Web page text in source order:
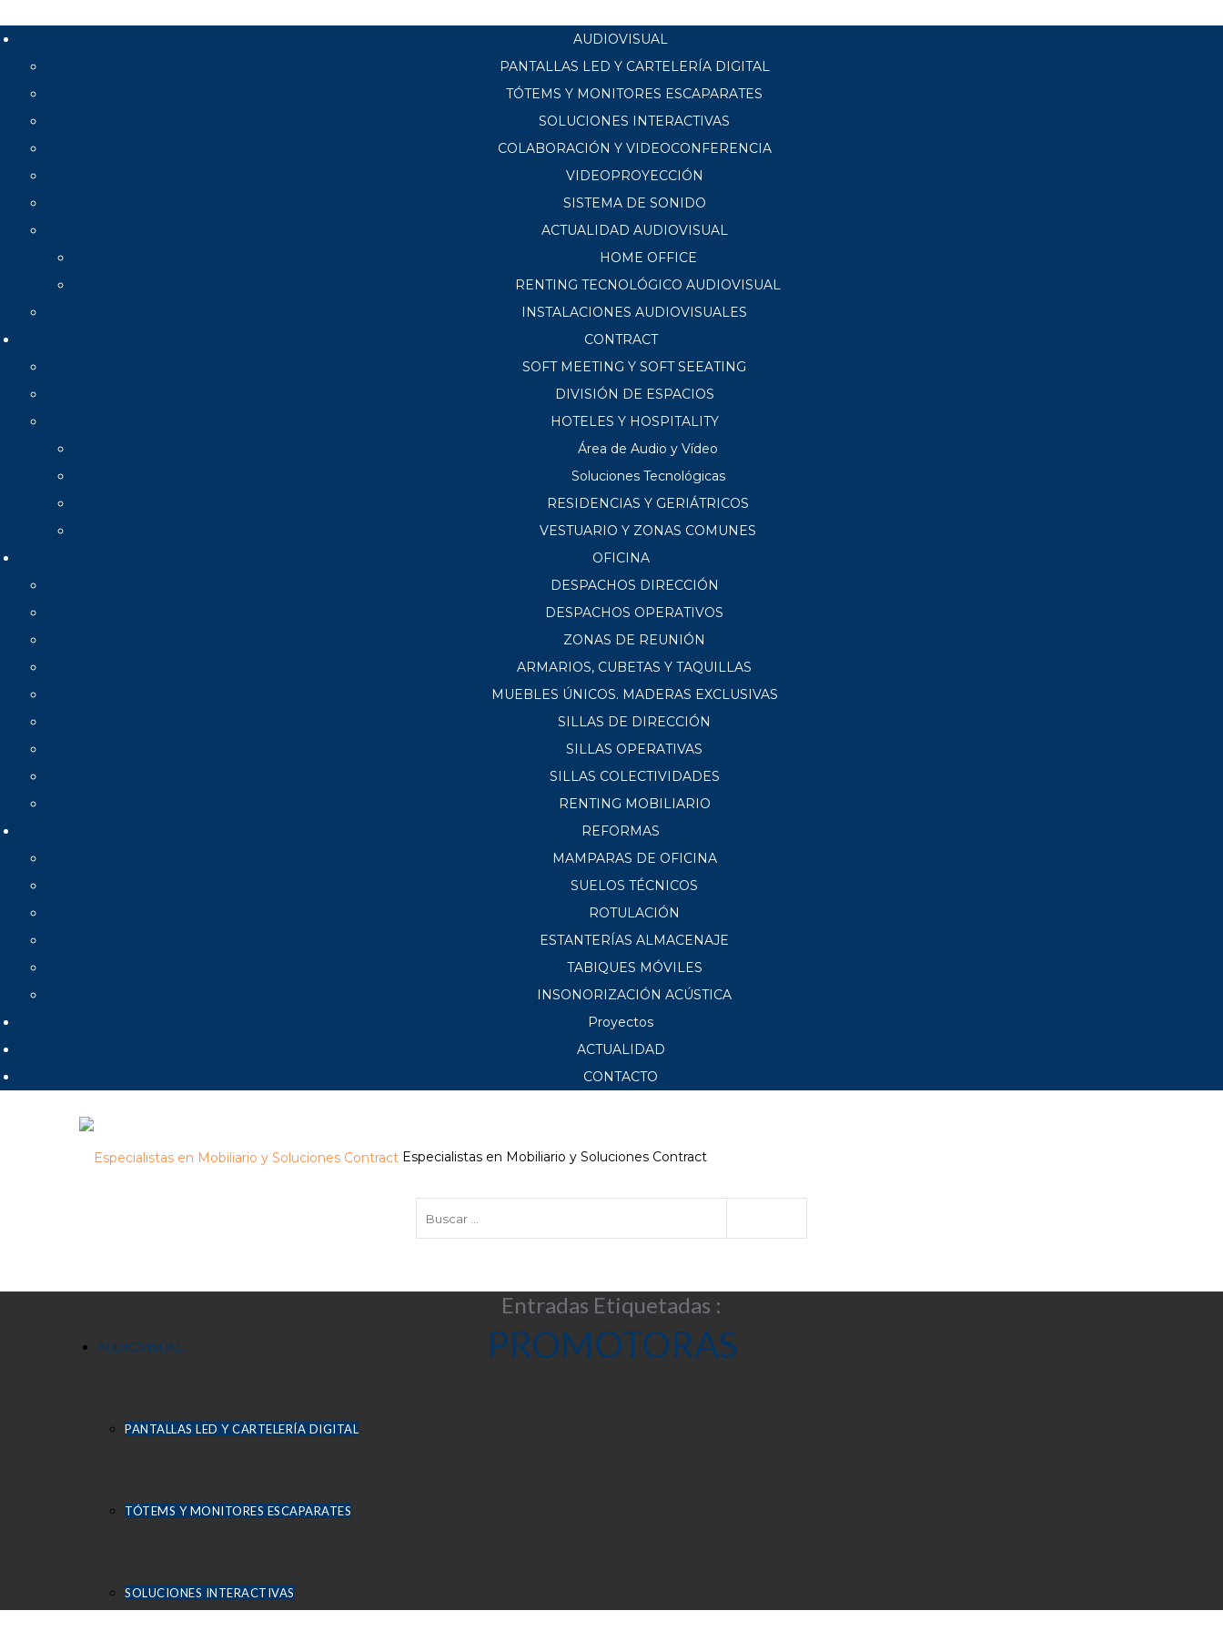
AUDIOVISUAL
PANTALLAS LED Y CARTELERÍA DIGITAL
TÓTEMS Y MONITORES ESCAPARATES
SOLUCIONES INTERACTIVAS
COLABORACIÓN Y VIDEOCONFERENCIA
VIDEOPROYECCIÓN
SISTEMA DE SONIDO
ACTUALIDAD AUDIOVISUAL
HOME OFFICE
RENTING TECNOLÓGICO AUDIOVISUAL
INSTALACIONES AUDIOVISUALES
CONTRACT
SOFT MEETING Y SOFT SEEATING
DIVISIÓN DE ESPACIOS
HOTELES Y HOSPITALITY
Área de Audio y Vídeo
Soluciones Tecnológicas
RESIDENCIAS Y GERIÁTRICOS
VESTUARIO Y ZONAS COMUNES
OFICINA
DESPACHOS DIRECCIÓN
DESPACHOS OPERATIVOS
ZONAS DE REUNIÓN
ARMARIOS, CUBETAS Y TAQUILLAS
MUEBLES ÚNICOS. MADERAS EXCLUSIVAS
SILLAS DE DIRECCIÓN
SILLAS OPERATIVAS
SILLAS COLECTIVIDADES
RENTING MOBILIARIO
REFORMAS
MAMPARAS DE OFICINA
SUELOS TÉCNICOS
ROTULACIÓN
ESTANTERÍAS ALMACENAJE
TABIQUES MÓVILES
INSONORIZACIÓN ACÚSTICA
Proyectos
ACTUALIDAD
CONTACTO
Especialistas en Mobiliario y Soluciones Contract
AUDIOVISUAL
PANTALLAS LED Y CARTELERÍA DIGITAL
TÓTEMS Y MONITORES ESCAPARATES
SOLUCIONES INTERACTIVAS
Entradas Etiquetadas :
PROMOTORAS